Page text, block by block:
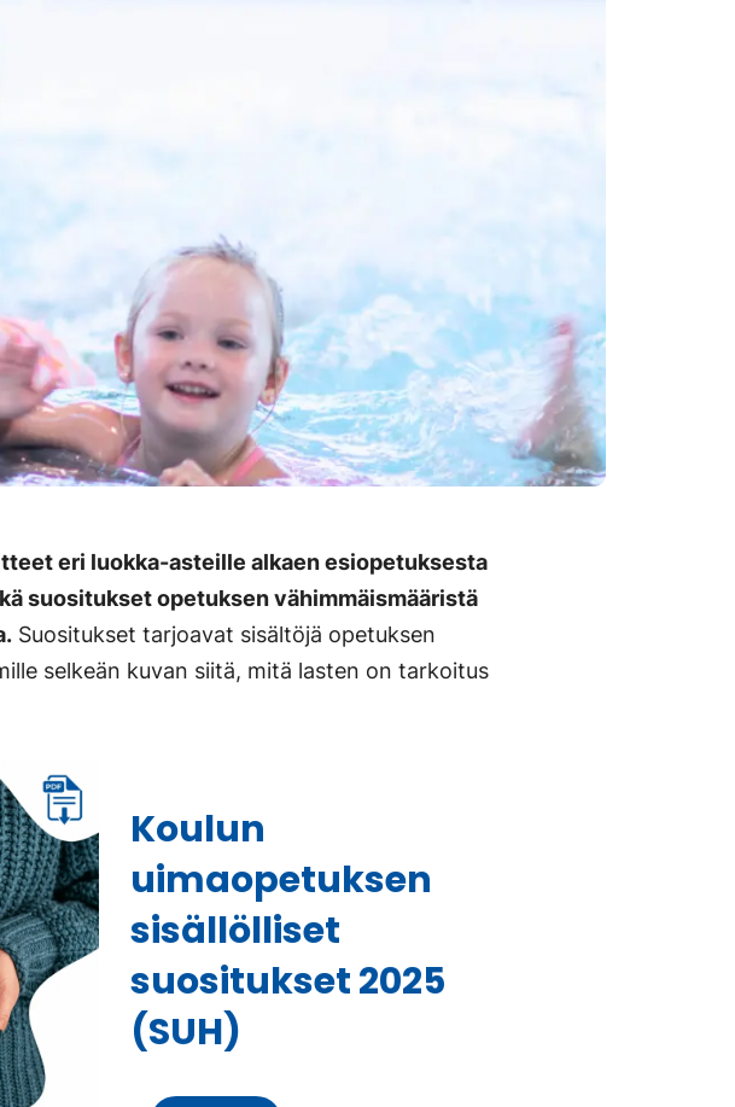
eri luokka-asteille alkaen esiopetuksesta
suositukset opetuksen vähimmäismääristä
Suositukset tarjoavat sisältöjä opetuksen
selkeän kuvan siitä, mitä lasten on tarkoitus
Koulun
uimaopetuksen
sisällölliset
suositukset 2025
(SUH)